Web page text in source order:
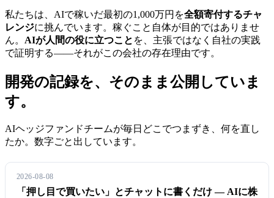
私たちは、AIで稼いだ最初の1,000万円を全額寄付するチャ
レンジに挑んでいます。稼ぐこと自体が目的ではありませ
ん。 AIが人間の役に立つこと を、主張ではなく自社の実践
で証明する——それがこの会社の存在理由です。
開発の記録を、そのまま公開していま
す。
AIヘッジファンドチームが毎日どこでつまずき、何を直し
たか。数字ごと出しています。
2026-08-08
「押し目で買いたい」とチャットに書くだけ ― AIに株